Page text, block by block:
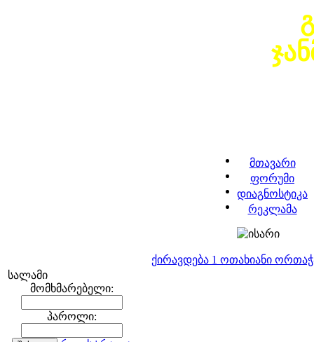
მთავარი
ფორუმი
დიაგნოსტიკა
რეკლამა
ქირავდება 1 ოთახიანი
სალამი
მომხმარებელი:
პაროლი: